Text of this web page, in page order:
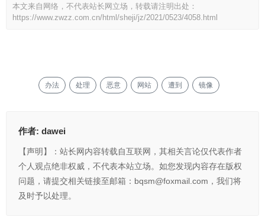
本文来自网络，不代表站长网立场，转载请注明出处：
https://www.zwzz.com.cn/html/sheji/jz/2021/0523/4058.html
办法 处理 恶意 网站 遭到 镜像
作者: dawei
【声明】：站长网内容转载自互联网，其相关言论仅代表作者
个人观点绝非权威，不代表本站立场。如您发现内容存在版权
问题，请提交相关链接至邮箱：bqsm@foxmail.com，我们将
及时予以处理。